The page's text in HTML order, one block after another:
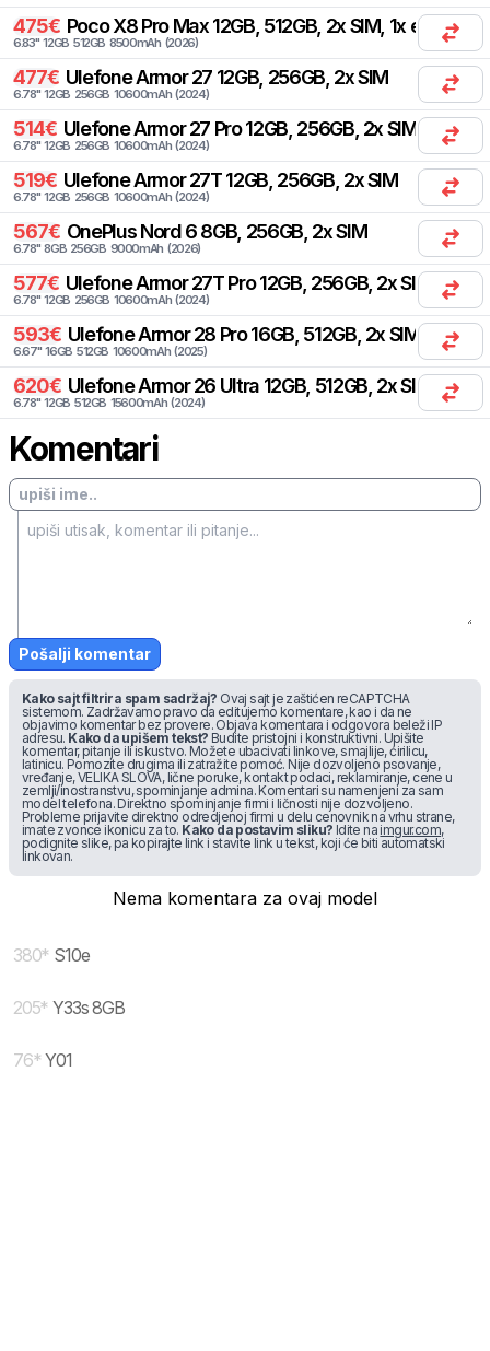
475€ Poco X8 Pro Max 12GB, 512GB, 2x SIM, 1x eSIM
6.83" 12GB 512GB 8500mAh (2026)
477€ UlefoneArmor 27 12GB, 256GB, 2x SIM
6.78" 12GB 256GB 10600mAh (2024)
514€ UlefoneArmor 27 Pro 12GB, 256GB, 2x SIM
6.78" 12GB 256GB 10600mAh (2024)
519€ UlefoneArmor 27T 12GB, 256GB, 2x SIM
6.78" 12GB 256GB 10600mAh (2024)
567€ OnePlus Nord 6 8GB, 256GB, 2x SIM
6.78" 8GB 256GB 9000mAh (2026)
577€ UlefoneArmor 27T Pro 12GB, 256GB, 2x SIM
6.78" 12GB 256GB 10600mAh (2024)
593€ UlefoneArmor 28 Pro 16GB, 512GB, 2x SIM
6.67" 16GB 512GB 10600mAh (2025)
620€ UlefoneArmor 26 Ultra 12GB, 512GB, 2x SIM
6.78" 12GB 512GB 15600mAh (2024)
Komentari
Pošalji komentar
Kako sajt filtrira spam sadržaj? Ovaj sajt je zaštićen reCAPTCHA
sistemom. Zadržavamo pravo da editujemo komentare, kao i da ne
objavimo komentar bez provere. Objava komentara i odgovora beleži IP
adresu. Kako da upišem tekst? Budite pristojni i konstruktivni. Upišite
komentar, pitanje ili iskustvo. Možete ubacivati linkove, smajlije, ćirilicu,
latinicu. Pomozite drugima ili zatražite pomoć. Nije dozvoljeno psovanje,
vređanje, VELIKA SLOVA, lične poruke, kontakt podaci, reklamiranje, cene u
zemlji/inostranstvu, spominjanje admina. Komentari su namenjeni za sam
model telefona. Direktno spominjanje firmi i ličnosti nije dozvoljeno.
Probleme prijavite direktno odredjenoj firmi u delu cenovnik na vrhu strane,
imate zvonce ikonicu za to. Kako da postavim sliku? Idite na imgur.com,
podignite slike, pa kopirajte link i stavite link u tekst, koji će biti automatski
linkovan.
Nema komentara za ovaj model
380* S10e
205* Y33s 8GB
76* Y01